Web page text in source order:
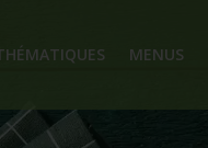
MENUS